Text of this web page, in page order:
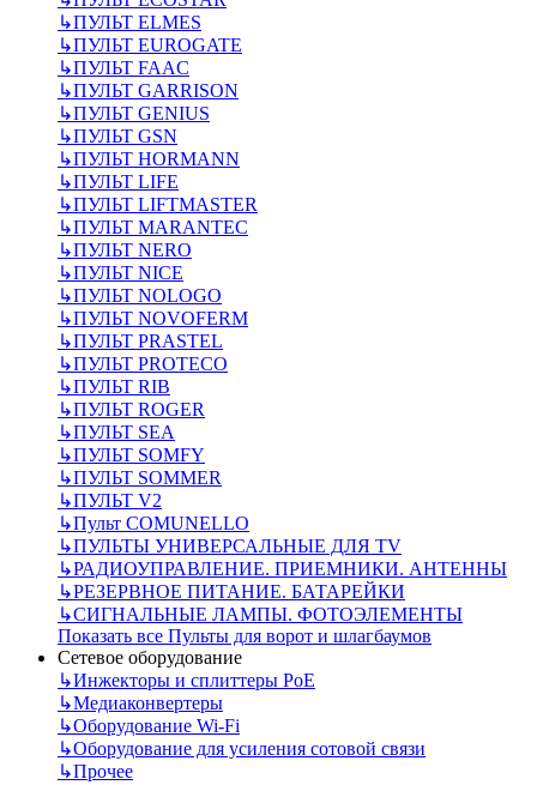
↳ПУЛЬТ ELMES
↳ПУЛЬТ EUROGATE
↳ПУЛЬТ FAAC
↳ПУЛЬТ GARRISON
↳ПУЛЬТ GENIUS
↳ПУЛЬТ GSN
↳ПУЛЬТ HORMANN
↳ПУЛЬТ LIFE
↳ПУЛЬТ LIFTMASTER
↳ПУЛЬТ MARANTEC
↳ПУЛЬТ NERO
↳ПУЛЬТ NICE
↳ПУЛЬТ NOLOGO
↳ПУЛЬТ NOVOFERM
↳ПУЛЬТ PRASTEL
↳ПУЛЬТ PROTECO
↳ПУЛЬТ RIB
↳ПУЛЬТ ROGER
↳ПУЛЬТ SEA
↳ПУЛЬТ SOMFY
↳ПУЛЬТ SOMMER
↳ПУЛЬТ V2
↳Пульт СOMUNELLO
↳ПУЛЬТЫ УНИВЕРСАЛЬНЫЕ ДЛЯ TV
↳РАДИОУПРАВЛЕНИЕ. ПРИЕМНИКИ. АНТЕННЫ
↳РЕЗЕРВНОЕ ПИТАНИЕ. БАТАРЕЙКИ
↳СИГНАЛЬНЫЕ ЛАМПЫ. ФОТОЭЛЕМЕНТЫ
Показать все Пульты для ворот и шлагбаумов
Сетевое оборудование
↳Инжекторы и сплиттеры РоЕ
↳Медиаконвертеры
↳Оборудование Wi-Fi
↳Оборудование для усиления сотовой связи
↳Прочее